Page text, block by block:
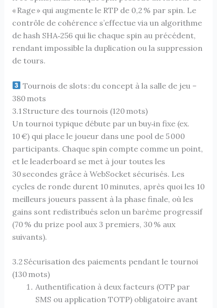
« Rage » qui augmente le RTP de 0,2 % par spin. Le
contrôle de cohérence s’effectue via un algorithme
de hash SHA‑256 qui lie chaque spin au précédent,
rendant impossible la duplication ou la suppression
de tours.
Tournois de slots : du concept à la salle de jeu –
380 mots
3.1 Structure des tournois (120 mots)
Un tournoi typique débute par un buy‑in fixe (ex.
10 €) qui place le joueur dans une pool de 5 000
participants. Chaque spin compte comme un point,
et le leaderboard se met à jour toutes les
30 secondes grâce à WebSocket sécurisés. Les
cycles de ronde durent 10 minutes, après quoi les 10
meilleurs joueurs passent à la phase finale, où les
gains sont redistribués selon un barème progressif
(70 % du prize pool aux 3 premiers, 30 % aux
suivants).
3.2 Sécurisation des paiements pendant le tournoi
(130 mots)
Authentification à deux facteurs (OTP par
SMS ou application TOTP) obligatoire avant